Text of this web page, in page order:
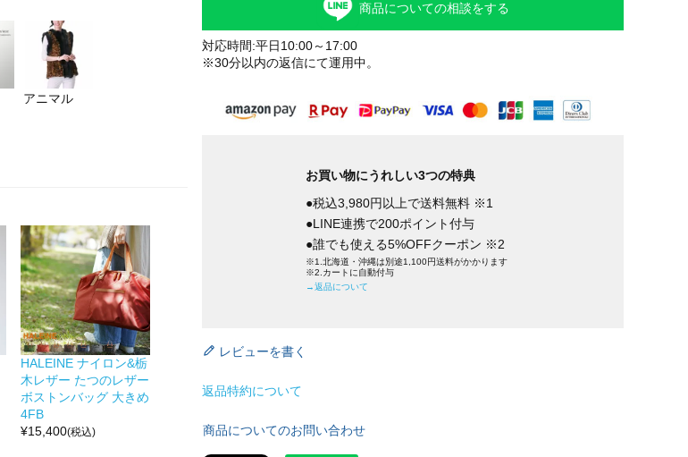
アニマル
HALEINE ナイロン&栃
木レザー たつのレザー
ボストンバッグ 大きめ
4FB
¥15,400(税込)
商品についての相談をする
対応時間:平日10:00～17:00
※30分以内の返信にて運用中。
お買い物にうれしい3つの特典
●税込3,980円以上で送料無料 ※1
●LINE連携で200ポイント付与
●誰でも使える5%OFFクーポン ※2
※1.北海道・沖縄は別途1,100円送料がかかります
※2.カートに自動付与
→返品について
レビューを書く
返品特約について
商品についてのお問い合わせ